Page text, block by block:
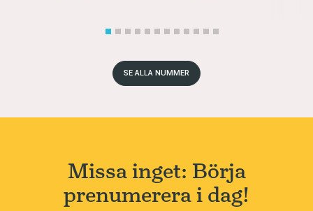
SE ALLA NUMMER
Missa inget: Börja
prenumerera i dag!